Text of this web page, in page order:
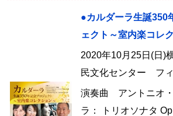
●カルダーラ生誕350
ェクト～室内楽コレ
2020年10月25日(日)
民文化センター フ
演奏曲 アントニオ
ラ： トリオソナタ